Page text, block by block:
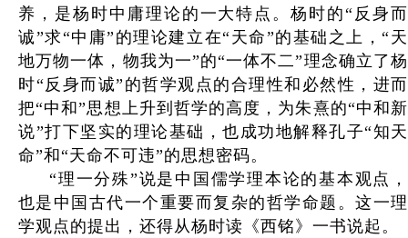
养，是杨时中庸理论的一大特点。杨时的“反身而
诚”求“中庸”的理论建立在“天命”的基础之上，“天
地万物一体，物我为一”的“一体不二”理念确立了杨
时“反身而诚”的哲学观点的合理性和必然性，进而
把“中和”思想上升到哲学的高度，为朱熹的“中和新
说”打下坚实的理论基础，也成功地解释孔子“知天
命”和“天命不可违”的思想密码。
“理一分殊”说是中国儒学理本论的基本观点，
也是中国古代一个重要而复杂的哲学命题。这一理
学观点的提出，还得从杨时读《西铭》一书说起。